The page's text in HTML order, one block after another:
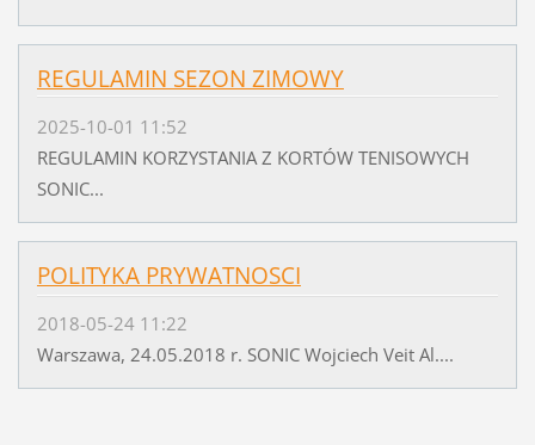
REGULAMIN SEZON ZIMOWY
2025-10-01 11:52
REGULAMIN KORZYSTANIA Z KORTÓW TENISOWYCH
SONIC...
POLITYKA PRYWATNOSCI
2018-05-24 11:22
Warszawa, 24.05.2018 r. SONIC Wojciech Veit Al....